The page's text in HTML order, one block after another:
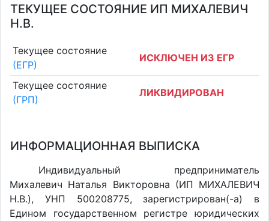
ТЕКУЩЕЕ СОСТОЯНИЕ ИП МИХАЛЕВИЧ
Н.В.
Текущее состояние
(ЕГР)
ИСКЛЮЧЕН ИЗ ЕГР
Текущее состояние
(ГРП)
ЛИКВИДИРОВАН
ИНФОРМАЦИОННАЯ ВЫПИСКА
Индивидуальный предприниматель
Михалевич Наталья Викторовна (ИП МИХАЛЕВИЧ
Н.В.), УНП 500208775, зарегистрирован(-а) в
Едином государственном регистре юридических